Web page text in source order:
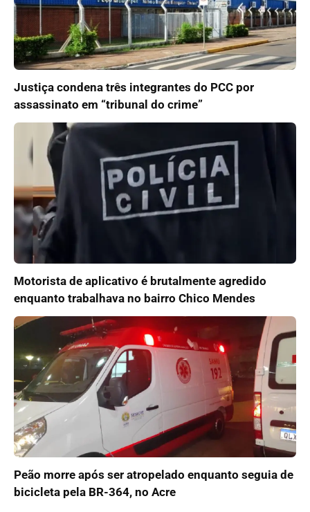
Justiça condena três integrantes do PCC por
assassinato em “tribunal do crime”
Motorista de aplicativo é brutalmente agredido
enquanto trabalhava no bairro Chico Mendes
Peão morre após ser atropelado enquanto seguia de
bicicleta pela BR-364, no Acre